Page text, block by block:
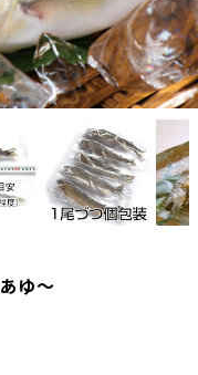
あゆ～